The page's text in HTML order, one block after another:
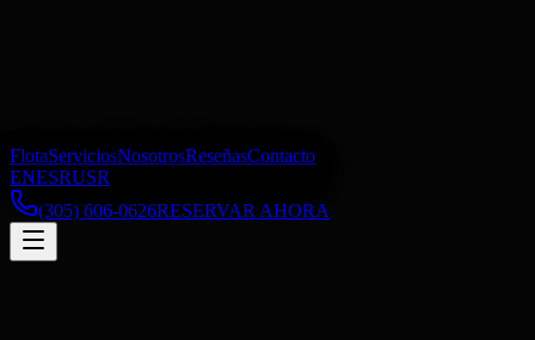
FlotaServiciosNosotrosReseñasContacto
ENESRUSR
(305) 606-0626RESERVAR AHORA